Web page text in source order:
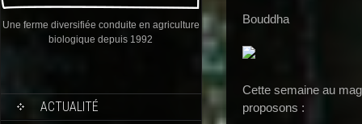
Une ferme diversifiée conduite en agriculture
biologique depuis 1992
ACTUALITÉ
Bouddha
Cette semaine au
proposons :